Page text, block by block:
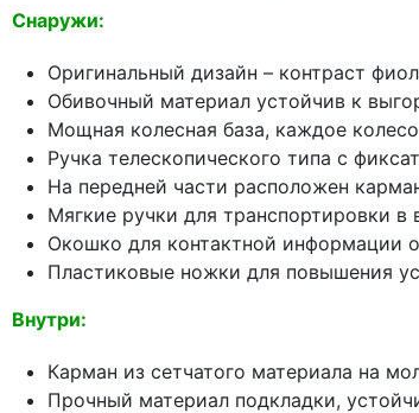
Снаружи:
Оригинальный дизайн – контраст
Обивочный материал устойчив к
Мощная колесная база, каждое
Ручка телескопического типа с
На передней части расположен
Мягкие ручки для транспортировки
Окошко для контактной информации
Пластиковые ножки для повышения
Внутри:
Карман из сетчатого материала на
Прочный материал подкладки,